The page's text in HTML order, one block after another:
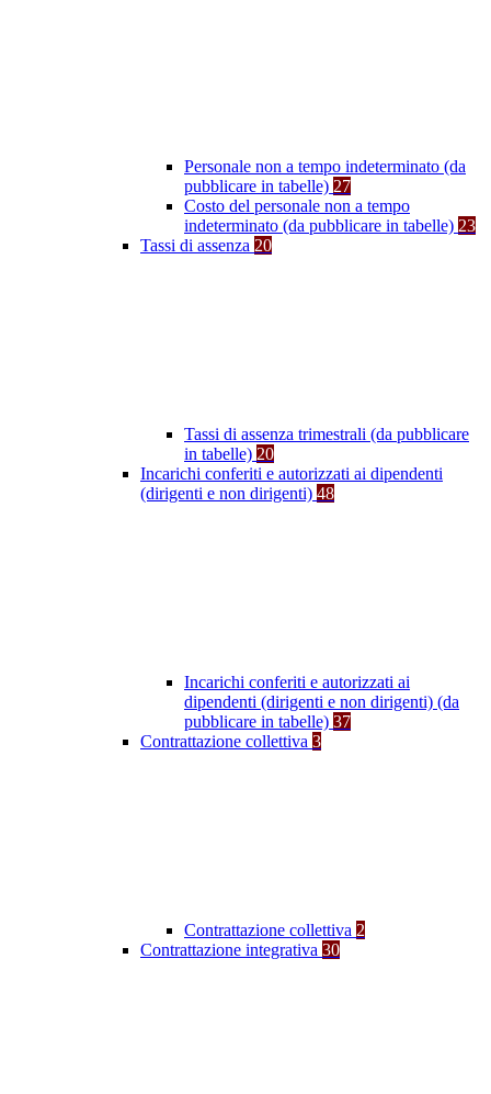
Personale non a tempo indeterminato (da
pubblicare in tabelle) 27
Costo del personale non a tempo
indeterminato (da pubblicare in tabelle) 23
Tassi di assenza 20
Tassi di assenza trimestrali (da pubblicare
in tabelle) 20
Incarichi conferiti e autorizzati ai dipendenti
(dirigenti e non dirigenti) 48
Incarichi conferiti e autorizzati ai
dipendenti (dirigenti e non dirigenti) (da
pubblicare in tabelle) 37
Contrattazione collettiva 3
Contrattazione collettiva 2
Contrattazione integrativa 30